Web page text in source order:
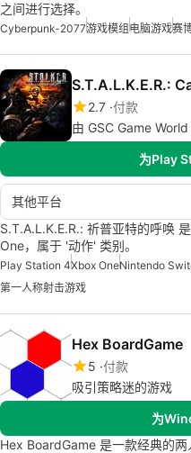
之间进行选择。
Cyberpunk-2077游戏模组电脑游戏赛
S.T.A.L.K.E.R.:
2.7 付款
由 GSC Game
为Play
其他平台
S.T.A.L.K.E.R.: 祈普亚特的呼唤
One，属于 '动作' 类别。
Play Station 4Xbox OneNintendo
第一人称射击游戏
Hex BoardGame
5 付款
吸引策略迷的游戏
为
Hex BoardGame 是一款经典的